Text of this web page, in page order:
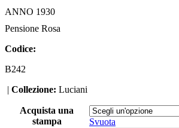
ANNO 1930
Pensione Rosa
Codice:
B242
| Collezione: Luciani
Acquista una
stampa
Svuota